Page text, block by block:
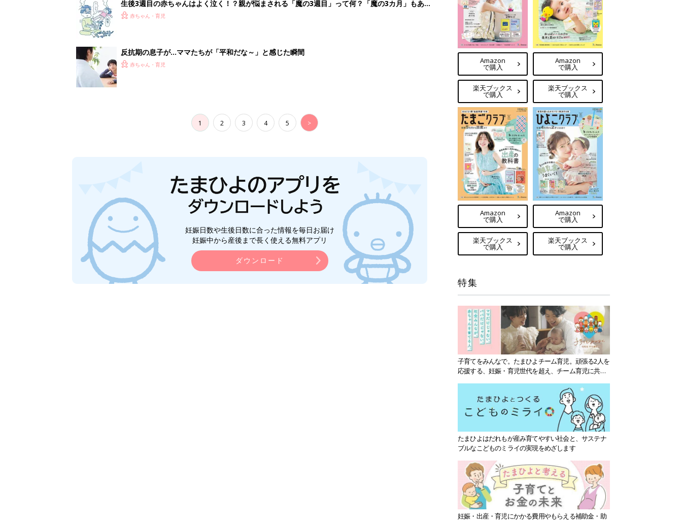
生後3週目の赤ちゃんはよく泣く！？親が悩まされる「魔の3週目」って何？「魔の3カ月」もある
って本当？【専門家】
赤ちゃん・育児
反抗期の息子が...ママたちが「平和だな～」と感じた瞬間
赤ちゃん・育児
1 2 3 4 5 >
妊娠日数や生後日数に合った情報を毎日お届け
妊娠中から産後まで長く使える無料アプリ
ダウンロード
Amazon
で購入
楽天ブックス
で購入
Amazon
で購入
楽天ブックス
で購入
Amazon
で購入
楽天ブックス
で購入
Amazon
で購入
楽天ブックス
で購入
特集
子育てをみんなで。たまひよチーム育児。頑張る2人を
応援する、妊娠・育児世代を超え、チーム育児に共感
たまひよはだれもが産み育てやすい社会と、サステナ
ブルなこどものミライの実現をめざします
妊娠・出産・育児にかかる費用やもらえる補助金・助